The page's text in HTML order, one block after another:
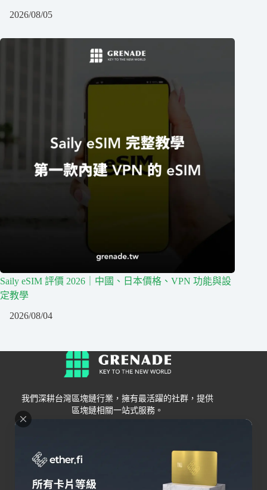
2026/08/05
Saily eSIM 評價 2026｜中國、日本價格、VPN 功能與設
定教學
2026/08/04
我們深耕台灣區塊鏈行業，擁有最活躍的社群，提供
區塊鏈相關一站式服務。
Grenade
關於我們
交易所